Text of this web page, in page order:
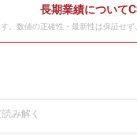
長期業績について
。数値の正確性・最新性は保証せ
み解く